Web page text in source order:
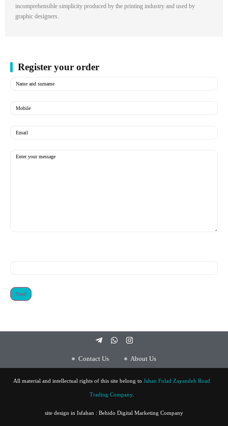
incomprehensible simplicity produced by the printing industry and used by
graphic designers.
Register your order
Name
Mobile
Email
Message
Contact Us About Us
All material and intellectual rights of this site belong to Jahan Folad Zayandeh Road
Trading Company.
site design in Isfahan : Behido Digital Marketing Company